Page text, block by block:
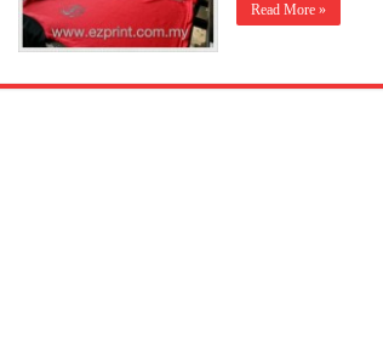
Read More »